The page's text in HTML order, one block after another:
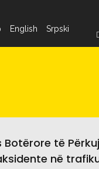
English Srpski
Botërore të
në